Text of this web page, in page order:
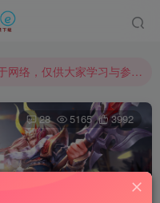
点击此条公告。
本网站的文章部分内容可能来源于网络，仅供大家学习与参考，如有侵权，请联系站长QQ466107887进行删除处理。
28 5165 3992